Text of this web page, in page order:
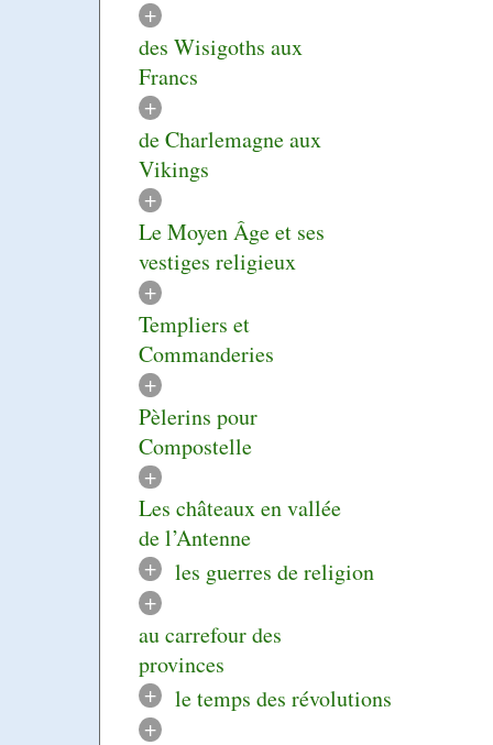
+
des Wisigoths aux
Francs
+
de Charlemagne aux
Vikings
+
Le Moyen Âge et ses
vestiges religieux
+
Templiers et
Commanderies
+
Pèlerins pour
Compostelle
+
Les châteaux en vallée
de l’Antenne
+
les guerres de religion
+
au carrefour des
provinces
+
le temps des révolutions
+